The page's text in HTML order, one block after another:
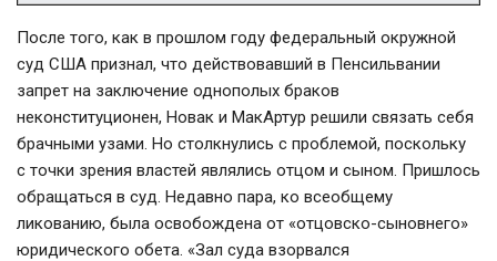
После того, как в прошлом году федеральный окружной
суд США признал, что действовавший в Пенсильвании
запрет на заключение однополых браков
неконституционен, Новак и МакАртур решили связать себя
брачными узами. Но столкнулись с проблемой, поскольку
с точки зрения властей являлись отцом и сыном. Пришлось
обращаться в суд. Недавно пара, ко всеобщему
ликованию, была освобождена от «отцовско-сыновнего»
юридического обета. «Зал суда взорвался